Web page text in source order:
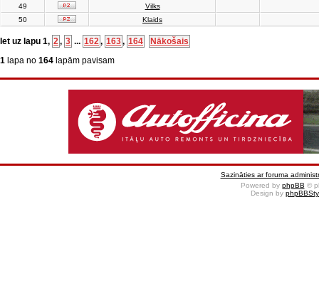
49
Vilks
50
Klaids
Iet uz lapu 1, 2, 3 ... 162, 163, 164
Nākošais
1 lapa no 164 lapām pavisam
Sazināties ar foruma
Powered by phpBB ©
Design by